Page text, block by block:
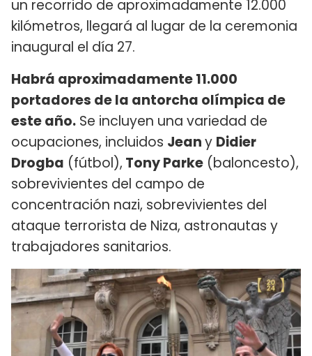
un recorrido de aproximadamente 12.000
kilómetros, llegará al lugar de la ceremonia
inaugural el día 27.
Habrá aproximadamente 11.000
portadores de la antorcha olímpica de
este año. Se incluyen una variedad de
ocupaciones, incluidos Jeany Didier
Drogba (fútbol), Tony Parke (baloncesto),
sobrevivientes del campo de
concentración nazi, sobrevivientes del
ataque terrorista de Niza, astronautas y
trabajadores sanitarios.